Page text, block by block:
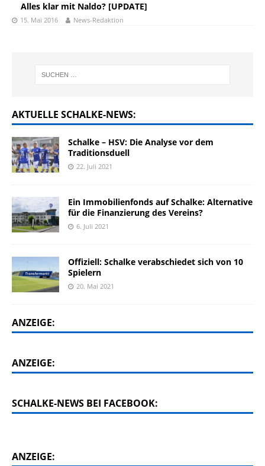
Alles klar mit Naldo? [UPDATE]
15. Mai 2016 News-Redaktion
AKTUELLE SCHALKE-NEWS:
Schalke – HSV: Die Analyse vor dem
Traditionsduell
22. Juli 2021
Ein Immobilienfonds auf Schalke: Alternative
für die Finanzierung des Vereins?
6. Juli 2021
Offiziell: Schalke verabschiedet sich von 10
Spielern
20. Mai 2021
ANZEIGE:
ANZEIGE:
SCHALKE-NEWS BEI FACEBOOK:
ANZEIGE: